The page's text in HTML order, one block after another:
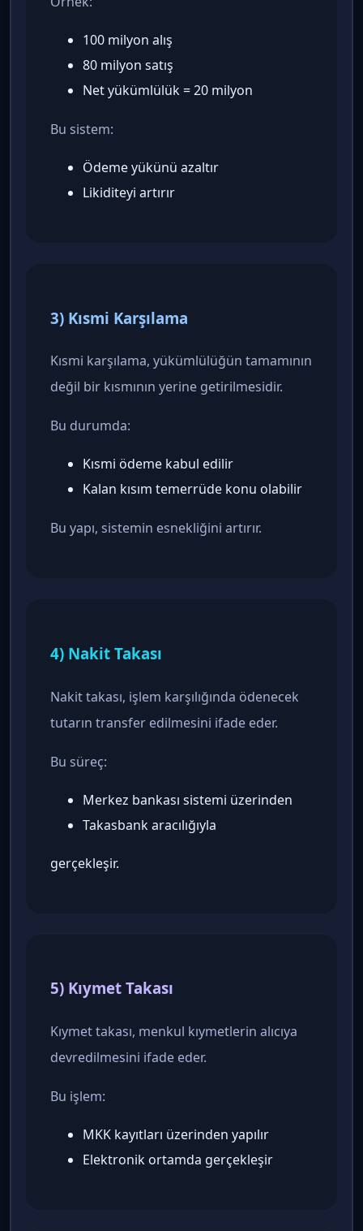
100 milyon alış
80 milyon satış
Net yükümlülük = 20 milyon
Bu sistem:
Ödeme yükünü azaltır
Likiditeyi artırır
3) Kısmi Karşılama
Kısmi karşılama, yükümlülüğün tamamının
değil bir kısmının yerine getirilmesidir.
Bu durumda:
Kısmi ödeme kabul edilir
Kalan kısım temerrüde konu olabilir
Bu yapı, sistemin esnekliğini artırır.
4) Nakit Takası
Nakit takası, işlem karşılığında ödenecek
tutarın transfer edilmesini ifade eder.
Bu süreç:
Merkez bankası sistemi üzerinden
Takasbank aracılığıyla
gerçekleşir.
5) Kıymet Takası
Kıymet takası, menkul kıymetlerin alıcıya
devredilmesini ifade eder.
Bu işlem:
MKK kayıtları üzerinden yapılır
Elektronik ortamda gerçekleşir